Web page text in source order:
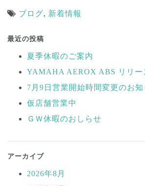
ブログ, 新着情報
稿
ナ
ゲ
ー
シ
ン
最近の投稿
夏季休暇のご案内
YAMAHA AEROX ABS リリー
7月9日営業開始時間変更のお知
仮店舗営業中
ＧＷ休暇のおしらせ
アーカイブ
2026年8月